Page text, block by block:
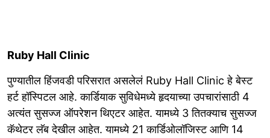
Ruby Hall Clinic
पुण्यातील हिंजवडी परिसरात असलेलं Ruby Hall Clinic हे बेस्ट
हर्ट हॉस्पिटल आहे. कार्डियाक सुविधेमध्ये हृदयाच्या उपचारांसाठी 4
अत्यंत सुसज्ज ऑपरेशन थिएटर आहेत. यामध्ये 3 तितक्याच सुसज्ज
कॅथेटर लॅब देखील आहेत. यामध्ये 21 कार्डिओलॉजिस्ट आणि 14